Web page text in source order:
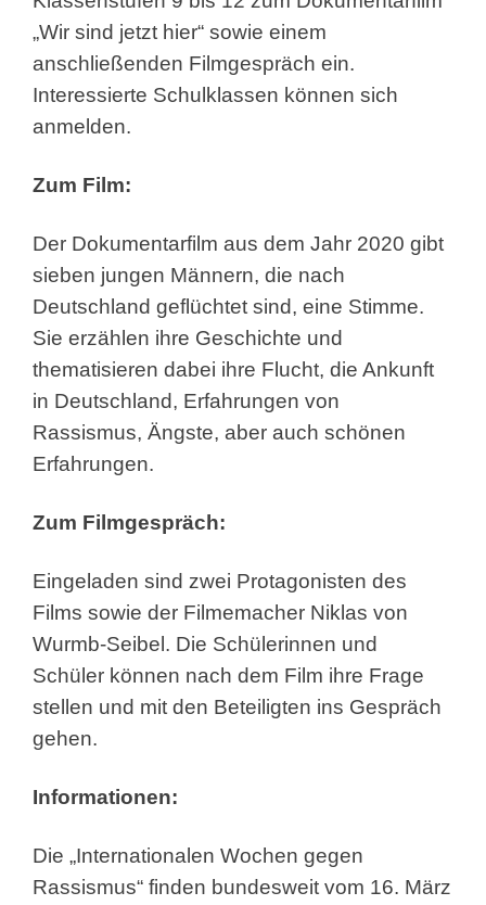
„Wir sind jetzt hier“ sowie einem
anschließenden Filmgespräch ein.
Interessierte Schulklassen können sich
anmelden.
Zum Film:
Der Dokumentarfilm aus dem Jahr 2020 gibt
sieben jungen Männern, die nach
Deutschland geflüchtet sind, eine Stimme.
Sie erzählen ihre Geschichte und
thematisieren dabei ihre Flucht, die Ankunft
in Deutschland, Erfahrungen von
Rassismus, Ängste, aber auch schönen
Erfahrungen.
Zum Filmgespräch:
Eingeladen sind zwei Protagonisten des
Films sowie der Filmemacher Niklas von
Wurmb-Seibel. Die Schülerinnen und
Schüler können nach dem Film ihre Frage
stellen und mit den Beteiligten ins Gespräch
gehen.
Informationen:
Die „Internationalen Wochen gegen
Rassismus“ finden bundesweit vom 16. März